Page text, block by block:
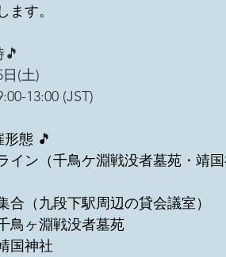
ます。
🎵
(土)
13:00 (JST)
形態 🎵
イン（千鳥ケ淵戦没者墓苑・靖
合（九段下駅周辺の貸会議室）
鳥ヶ淵戦没者墓苑
国神社